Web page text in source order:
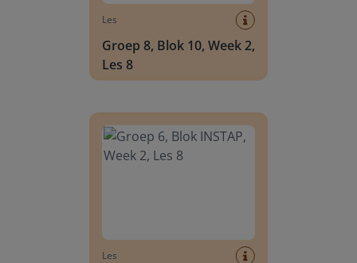
Les
Groep 8, Blok 10, Week 2,
Les 8
Les